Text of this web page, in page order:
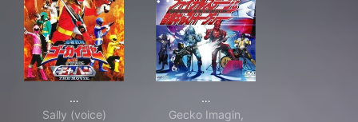
…
Sally (voice)
…
Gecko Imagin,